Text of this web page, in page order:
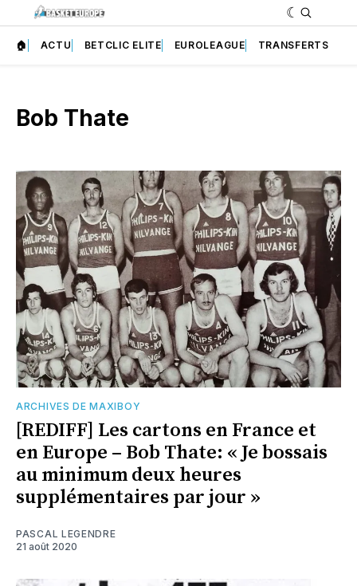
🏠 ACTU BETCLIC ELITE EUROLEAGUE TRANSFERTS
Bob Thate
ARCHIVES DE MAXIBOY
[REDIFF] Les cartons en France et
en Europe – Bob Thate: « Je bossais
au minimum deux heures
supplémentaires par jour »
PASCAL LEGENDRE
21 août 2020